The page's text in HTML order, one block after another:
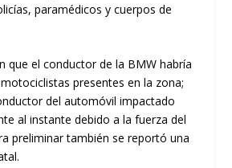
paramédicos y cuerpos de
que el conductor de la BMW habría
presentes en la zona;
del automóvil impactado
al instante debido a la fuerza del
preliminar también se reportó una